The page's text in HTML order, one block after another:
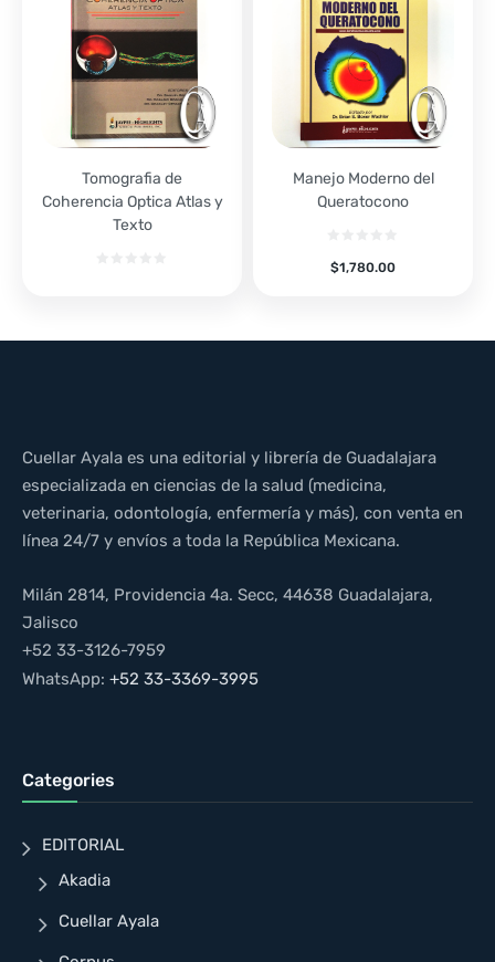
Tomografia de
Coherencia Optica Atlas y
Texto
Manejo Moderno del
Queratocono
$1,780.00
Cuellar Ayala es una editorial y librería de Guadalajara
especializada en ciencias de la salud (medicina,
veterinaria, odontología, enfermería y más), con venta en
línea 24/7 y envíos a toda la República Mexicana.
Milán 2814, Providencia 4a. Secc, 44638 Guadalajara,
Jalisco
+52 33-3126-7959
WhatsApp: +52 33-3369-3995
Categories
EDITORIAL
Akadia
Cuellar Ayala